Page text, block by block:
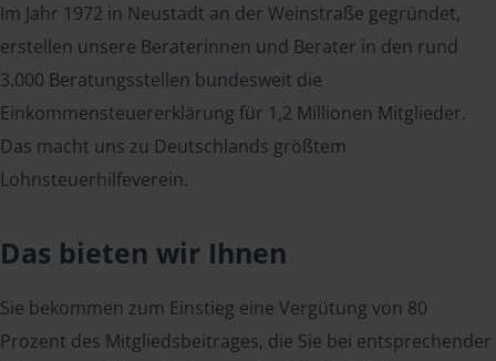
Im Jahr 1972 in Neustadt an der Weinstraße gegründet,
erstellen unsere Beraterinnen und Berater in den rund
3.000 Beratungsstellen bundesweit die
Einkommensteuererklärung für 1,2 Millionen Mitglieder.
Das macht uns zu Deutschlands größtem
Lohnsteuerhilfeverein.
Das bieten wir Ihnen
Sie bekommen zum Einstieg eine Vergütung von 80
Prozent des Mitgliedsbeitrages, die Sie bei entsprechender